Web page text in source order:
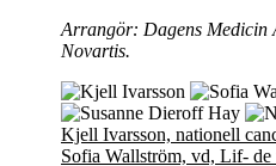
Arrangör: Dagens Medicin
Novartis.
Kjell Ivarsson, nationell
Sofia Wallström, vd, Lif- de